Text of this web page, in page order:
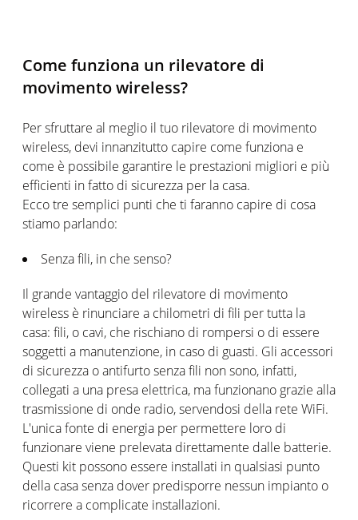
Come funziona un rilevatore di
movimento wireless?
Per sfruttare al meglio il tuo rilevatore di movimento
wireless, devi innanzitutto capire come funziona e
come è possibile garantire le prestazioni migliori e più
efficienti in fatto di sicurezza per la casa.
Ecco tre semplici punti che ti faranno capire di cosa
stiamo parlando:
Senza fili, in che senso?
Il grande vantaggio del rilevatore di movimento
wireless è rinunciare a chilometri di fili per tutta la
casa: fili, o cavi, che rischiano di rompersi o di essere
soggetti a manutenzione, in caso di guasti. Gli accessori
di sicurezza o antifurto senza fili non sono, infatti,
collegati a una presa elettrica, ma funzionano grazie alla
trasmissione di onde radio, servendosi della rete WiFi.
L'unica fonte di energia per permettere loro di
funzionare viene prelevata direttamente dalle batterie.
Questi kit possono essere installati in qualsiasi punto
della casa senza dover predisporre nessun impianto o
ricorrere a complicate installazioni.